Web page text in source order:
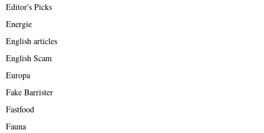
Editor's Picks
Energie
English articles
English Scam
Europa
Fake Barrister
Fastfood
Fauna